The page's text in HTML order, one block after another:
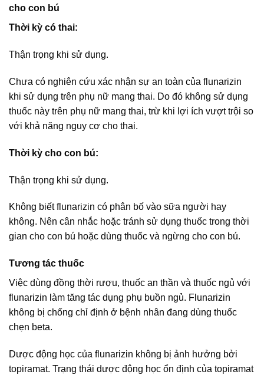
cho con bú
Thời kỳ có thai:
Thận trọng khi sử dụng.
Chưa có nghiên cứu xác nhận sự an toàn của flunarizin
khi sử dụng trên phụ nữ mang thai. Do đó không sử dụng
thuốc này trên phụ nữ mang thai, trừ khi lợi ích vượt trội so
với khả năng nguy cơ cho thai.
Thời kỳ cho con bú:
Thận trọng khi sử dụng.
Không biết flunarizin có phân bố vào sữa người hay
không. Nên cân nhắc hoặc tránh sử dụng thuốc trong thời
gian cho con bú hoặc dùng thuốc và ngừng cho con bú.
Tương tác thuốc
Việc dùng đồng thời rượu, thuốc an thần và thuốc ngủ với
flunarizin làm tăng tác dụng phụ buồn ngủ. Flunarizin
không bị chống chỉ định ở bệnh nhân đang dùng thuốc
chẹn beta.
Dược động học của flunarizin không bị ảnh hưởng bởi
topiramat. Trạng thái dược động học ổn định của topiramat